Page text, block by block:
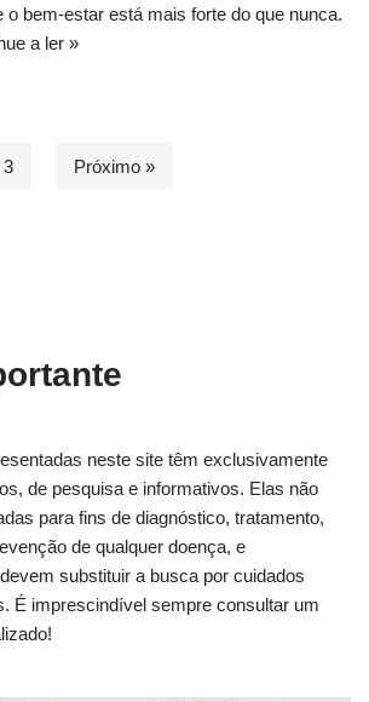
o bem-estar está mais forte do que nunca.
a ler »
3 Próximo »
neste site têm exclusivamente
de pesquisa e informativos. Elas não
para fins de diagnóstico, tratamento,
de qualquer doença, e
substituir a busca por cuidados
É imprescindível sempre consultar um